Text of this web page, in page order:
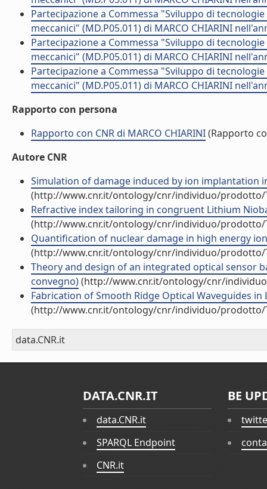
Partecipazione a Commessa "Sviluppo di
meccanici" (MD.P05.011) di MARCO CHIARINI
Partecipazione a Commessa "Sviluppo di
meccanici" (MD.P05.011) di MARCO CHIARINI
Partecipazione a Commessa "Sviluppo di
meccanici" (MD.P05.011) di MARCO CHIARINI
Rapporto con persona
Rapporto con CNR di MARCO CHIARINI(Rapporto
Autore CNR
Simulation of damage induced by ion implantation
(http://www.cnr.it/ontology/cnr/individuo/prodotto/
Refractive index tailoring in congruent Lithium
(http://www.cnr.it/ontology/cnr/individuo/prodotto/
Quantification of nuclear damage in high energy
(http://www.cnr.it/ontology/cnr/individuo/prodotto/
Theory and design of an integrated optical sensor
convegno)(http://www.cnr.it/ontology/cnr/
Fabrication of Smooth Ridge Optical Waveguides
(http://www.cnr.it/ontology/cnr/individuo/prodotto/
data.CNR.it
DATA.CNR.IT
data.CNR.it
SPARQL Endpoint
CNR.it
BE